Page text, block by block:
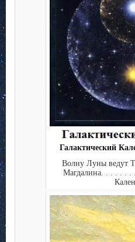
Галактический
Волну Луны ведут
Магдалина. . . . . . .